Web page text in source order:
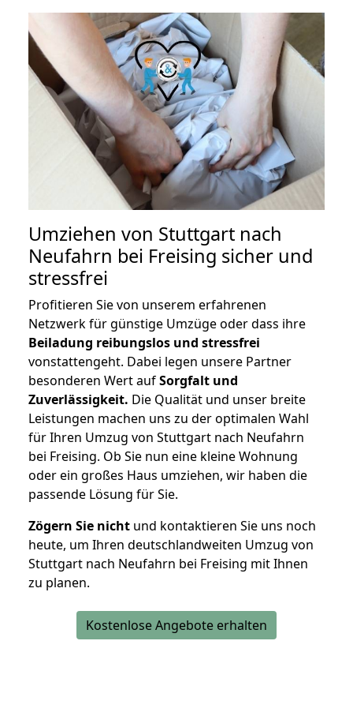
Umziehen von Stuttgart nach
Neufahrn bei Freising sicher und
stressfrei
Profitieren Sie von unserem erfahrenen
Netzwerk für günstige Umzüge oder dass ihre
Beiladung reibungslos und stressfrei
vonstattengeht. Dabei legen unsere Partner
besonderen Wert aufSorgfalt und
Zuverlässigkeit. Die Qualität und unser breite
Leistungen machen uns zu der optimalen Wahl
für Ihren Umzug von Stuttgart nach Neufahrn
bei Freising. Ob Sie nun eine kleine Wohnung
oder ein großes Haus umziehen, wir haben die
passende Lösung für Sie.
Zögern Sie nicht und kontaktieren Sie uns noch
heute, um Ihren deutschlandweiten Umzug von
Stuttgart nach Neufahrn bei Freising mit Ihnen
zu planen.
Kostenlose Angebote erhalten